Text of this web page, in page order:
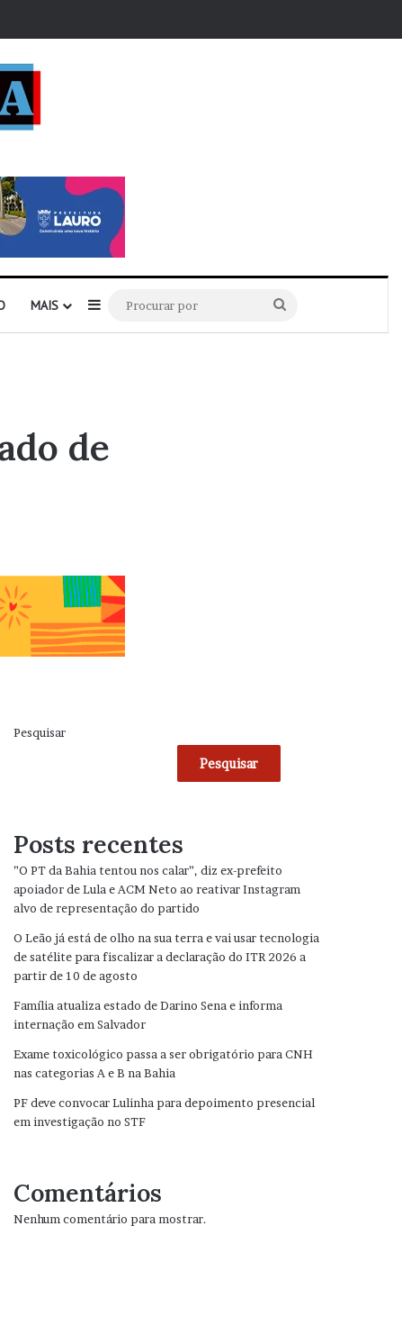
MAIS Barra Lateral
por
de
Pesquisar
Pesquisar
Posts recentes
”O PT da Bahia tentou nos calar”, diz ex-prefeito
apoiador de Lula e ACM Neto ao reativar Instagram
alvo de representação do partido
O Leão já está de olho na sua terra e vai usar tecnologia
de satélite para fiscalizar a declaração do ITR 2026 a
partir de 10 de agosto
Família atualiza estado de Darino Sena e informa
internação em Salvador
Exame toxicológico passa a ser obrigatório para CNH
nas categorias A e B na Bahia
PF deve convocar Lulinha para depoimento presencial
em investigação no STF
Comentários
Nenhum comentário para mostrar.